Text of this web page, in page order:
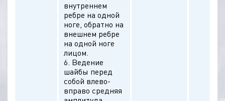
внутреннем
ребре на одной
ноге, обратно на
внешнем ребре
на одной ноге
лицом.
6. Ведение
шайбы перед
собой влево-
вправо средняя